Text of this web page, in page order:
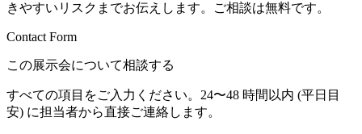
きやすいリスクまでお伝えします。ご相談は無料です。
Contact Form
この展示会について相談する
すべての項目をご入力ください。24〜48 時間以内 (平日目
安) に担当者から直接ご連絡します。